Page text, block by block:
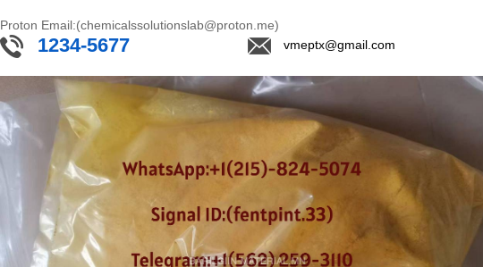
Proton Email:(chemicalssolutionslab@proton.me)
1234-5677 vmeptx@gmail.com